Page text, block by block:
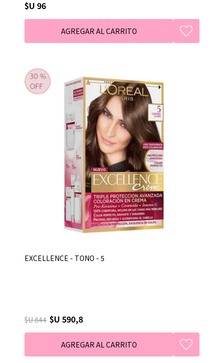
$U 96
EXCELLENCE - TONO - 5
$U 844 $U 590,8